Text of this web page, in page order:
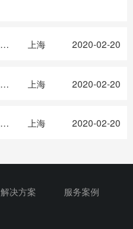
大专及以上学历 上海 2020-02-20
大专及以上学历 上海 2020-02-20
大专及以上学历 上海 2020-02-20
解决方案
服务案例